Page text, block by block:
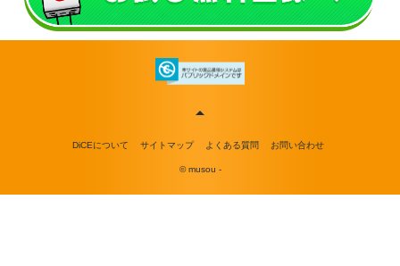
DiCEについて サイトマップ よくある質問 お問い合わせ
© musou -